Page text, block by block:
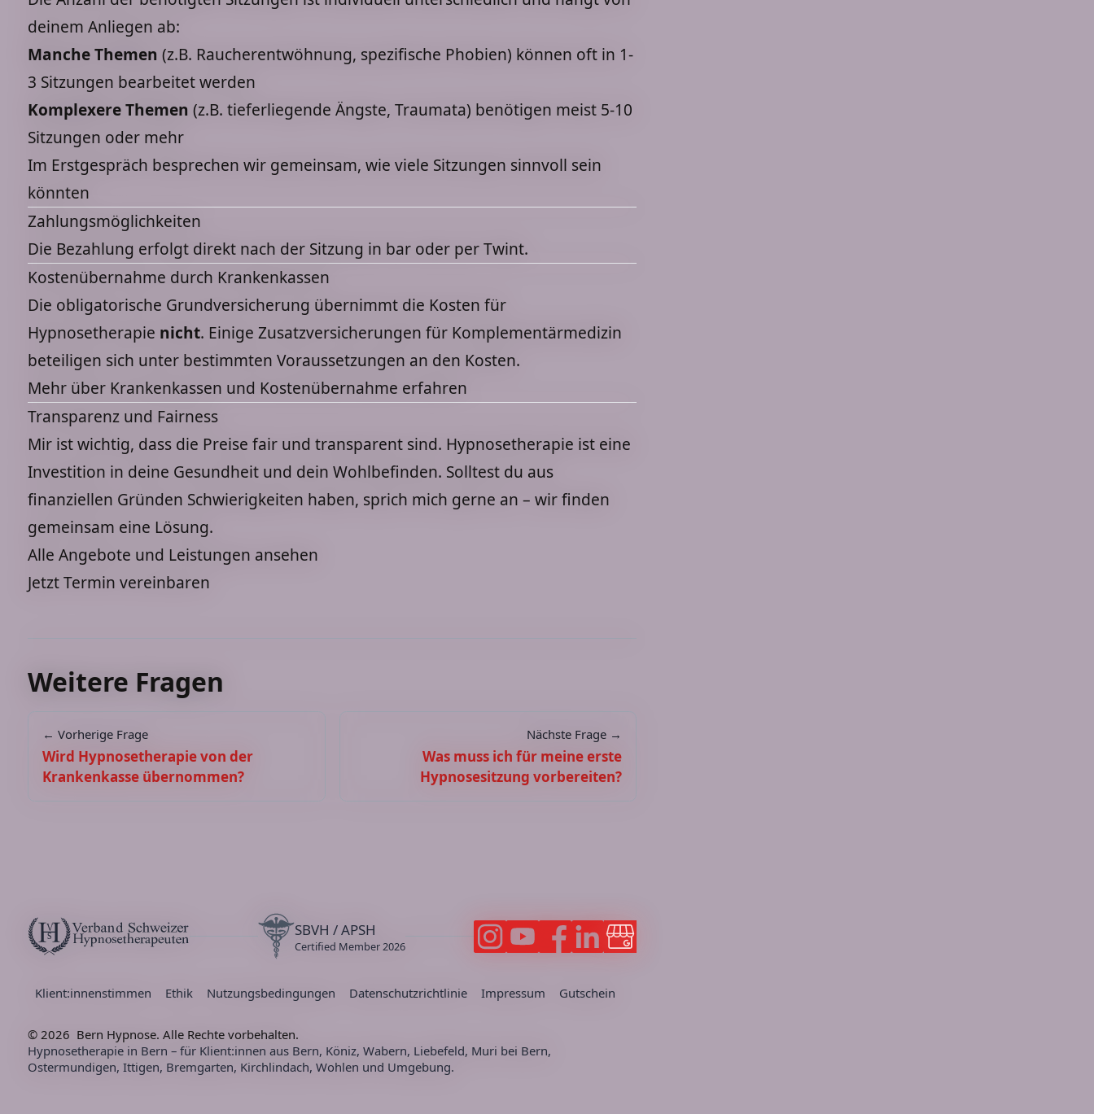
deinem Anliegen ab:
Manche Themen (z.B. Raucherentwöhnung, spezifische Phobien) können oft in 1-
3 Sitzungen bearbeitet werden
Komplexere Themen (z.B. tieferliegende Ängste, Traumata) benötigen meist 5-10
Sitzungen oder mehr
Im Erstgespräch besprechen wir gemeinsam, wie viele Sitzungen sinnvoll sein
könnten
Zahlungsmöglichkeiten
Die Bezahlung erfolgt direkt nach der Sitzung in bar oder per Twint.
Kostenübernahme durch Krankenkassen
Die obligatorische Grundversicherung übernimmt die Kosten für
Hypnosetherapie nicht. Einige Zusatzversicherungen für Komplementärmedizin
beteiligen sich unter bestimmten Voraussetzungen an den Kosten.
Mehr über Krankenkassen und Kostenübernahme erfahren
Transparenz und Fairness
Mir ist wichtig, dass die Preise fair und transparent sind. Hypnosetherapie ist eine
Investition in deine Gesundheit und dein Wohlbefinden. Solltest du aus
finanziellen Gründen Schwierigkeiten haben, sprich mich gerne an – wir finden
gemeinsam eine Lösung.
Alle Angebote und Leistungen ansehen
Jetzt Termin vereinbaren
Weitere Fragen
← Vorherige Frage
Wird Hypnosetherapie von der
Krankenkasse übernommen?
Nächste Frage →
Was muss ich für meine erste
Hypnosesitzung vorbereiten?
V
s SBVH / APSH
Certified Member 2026
Klient:innenstimmen Ethik Nutzungsbedingungen Datenschutzrichtlinie Impressum Gutschein
© 2026 Bern Hypnose. Alle Rechte vorbehalten.
Hypnosetherapie in Bern – für Klient:innen aus Bern, Köniz, Wabern, Liebefeld, Muri bei Bern,
Ostermundigen, Ittigen, Bremgarten, Kirchlindach, Wohlen und Umgebung.